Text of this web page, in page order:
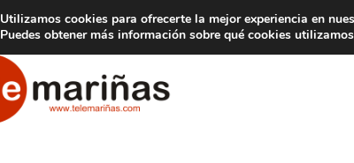
Aviso legal Tarifas de publicidad
Telemariñas
Utilizamos cookies para ofrecerte la mejor experiencia en
Puedes obtener más información sobre qué cookies